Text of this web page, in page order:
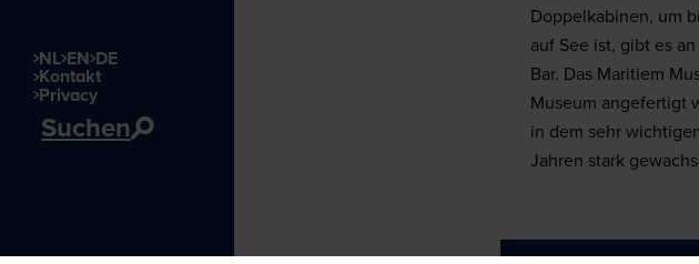
NL EN DE
Kontakt
Privacy
Suchen
Doppelkabinen, um
auf See ist, gibt es
Bar. Das Maritiem
Museum angefertigt
in dem sehr
Jahren stark